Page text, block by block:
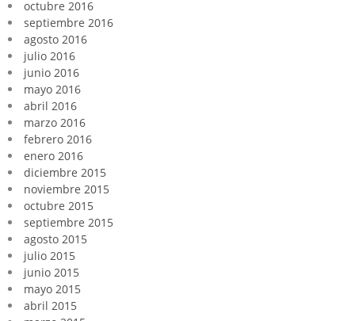
octubre 2016
septiembre 2016
agosto 2016
julio 2016
junio 2016
mayo 2016
abril 2016
marzo 2016
febrero 2016
enero 2016
diciembre 2015
noviembre 2015
octubre 2015
septiembre 2015
agosto 2015
julio 2015
junio 2015
mayo 2015
abril 2015